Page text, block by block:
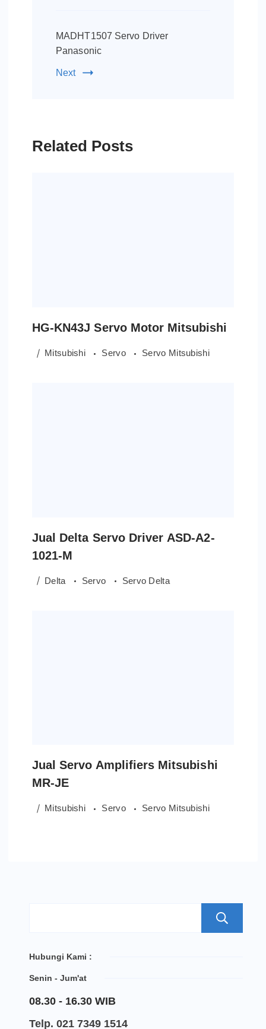
MADHT1507 Servo Driver
Panasonic
Next
Related Posts
HG-KN43J Servo Motor Mitsubishi
Mitsubishi Servo Servo Mitsubishi
Jual Delta Servo Driver ASD-A2-
1021-M
Delta Servo Servo Delta
Jual Servo Amplifiers Mitsubishi
MR-JE
Mitsubishi Servo Servo Mitsubishi
Hubungi Kami :
Senin - Jum'at
08.30 - 16.30 WIB
Telp. 021 7349 1514